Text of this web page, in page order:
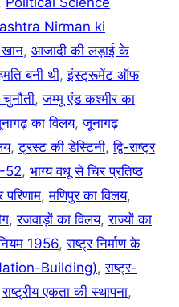
Nirman ki
, आजादी की लड़ाई के
बनी थी,इंस्ट्रूमेंट ऑफ
,जम्मू एंड कश्मीर का
का विलय,जूनागढ़
,ट्रस्ट की डेस्टिनी,द्वि-राष्ट्र
52, भाग्य वधू से चिर प्रतिष्ठ
,मणिपुर का विलय,
,रजवाड़ों का विलय,राज्यों का
1956,राष्ट्र निर्माण के
Building),राष्ट्र-
राष्ट्रीय एकता की स्थापना,